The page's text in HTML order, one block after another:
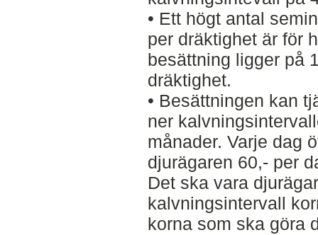
• Ett högt antal
per dräktighet är för
besättning ligger på
dräktighet.
• Besättningen kan
ner
månader. Varje dag
djurägaren 60,- per
Det ska vara
kalvningsintervall
korna som ska göra